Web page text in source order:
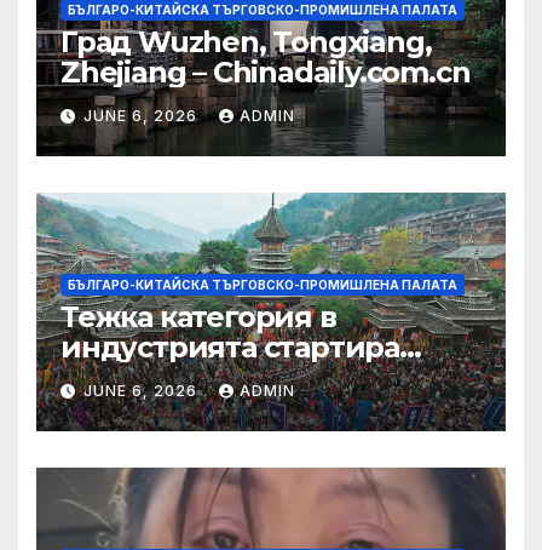
БЪЛГАРО-КИТАЙСКА ТЪРГОВСКО-ПРОМИШЛЕНА ПАЛАТА
Град Wuzhen, Tongxiang,
Zhejiang – Chinadaily.com.cn
JUNE 6, 2026 ADMIN
БЪЛГАРО-КИТАЙСКА ТЪРГОВСКО-ПРОМИШЛЕНА ПАЛАТА
Тежка категория в
индустрията стартира
алианс за космическа
слънчева енергия
JUNE 6, 2026 ADMIN